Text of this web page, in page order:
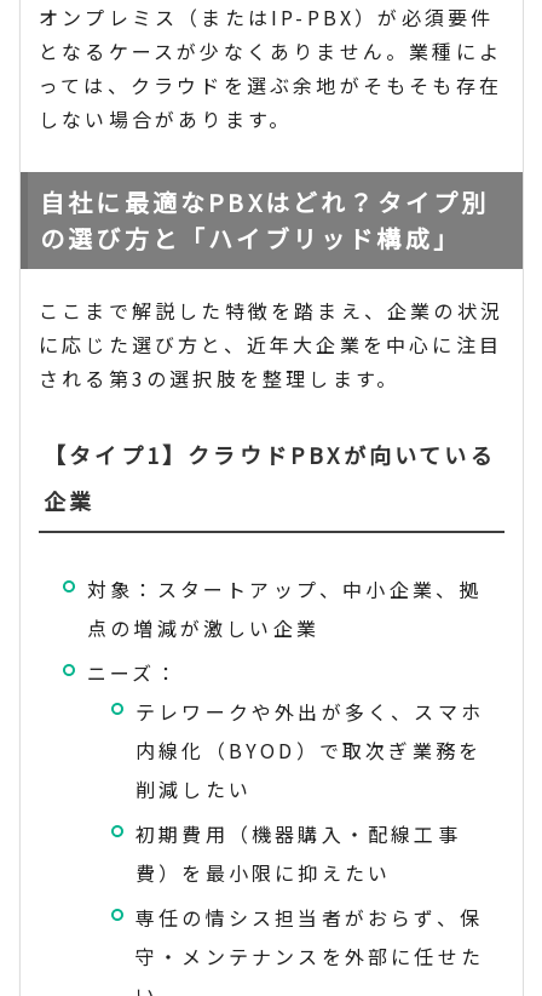
オンプレミス（またはIP-PBX）が必須要件
となるケースが少なくありません。業種によ
っては、クラウドを選ぶ余地がそもそも存在
しない場合があります。
自社に最適なPBXはどれ？タイプ別
の選び方と「ハイブリッド構成」
ここまで解説した特徴を踏まえ、企業の状況
に応じた選び方と、近年大企業を中心に注目
される第3の選択肢を整理します。
【タイプ1】クラウドPBXが向いている
企業
対象：スタートアップ、中小企業、拠
点の増減が激しい企業
ニーズ：
テレワークや外出が多く、スマホ
内線化（BYOD）で取次ぎ業務を
削減したい
初期費用（機器購入・配線工事
費）を最小限に抑えたい
専任の情シス担当者がおらず、保
守・メンテナンスを外部に任せた